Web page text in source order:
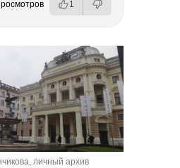
1
личный архив